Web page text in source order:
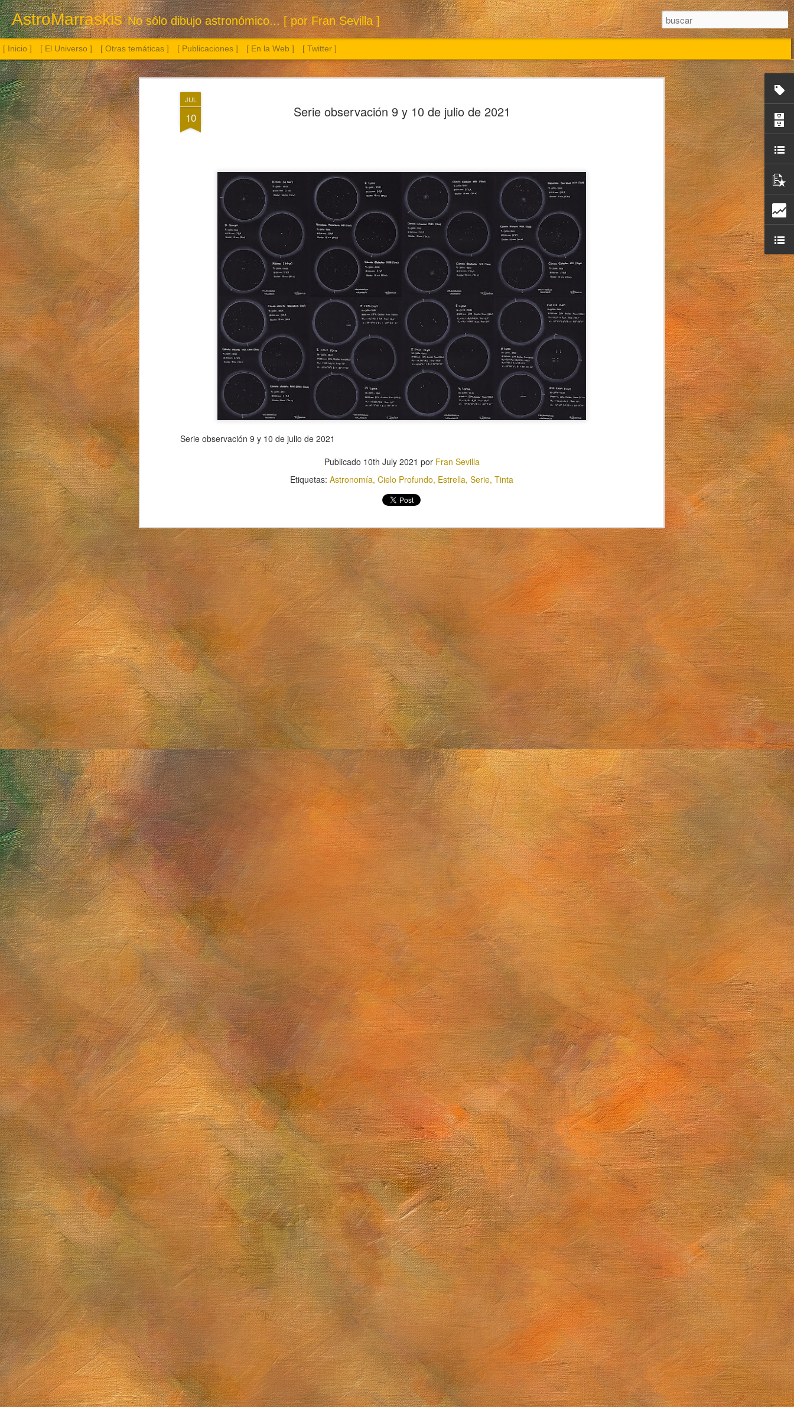
JUL
10 Serie observación 9 y 10 de julio de 2021
Serie observación 9 y 10 de julio de 2021
Publicado 10th July 2021 por Fran Sevilla
Etiquetas: Astronomía Cielo Profundo Estrella Serie Tinta
AstroMarraskis No sólo dibujo astronómico... [ por Fran Sevilla ]
[ Inicio ] [ El Universo ] [ Otras temáticas ] [ Publicaciones ] [ En la Web ] [ Twitter ]
Albireo Botella con flor Sol. 3 a 26 de julio de 2026 Manzana
Sol. 19 de julio de 2026 Mugarra Pera Cubo
Sol. 5 al 26 de junio de 2026 Luna llena
Sol. 7 de junio de 2026 Sol. 15 de abril a 29 de mayo de 2026
Sol. 13, 16, 17, 23 y 30 de mayo de 2026
Sol. 23 de abril de 2026 Sol. 30 de noviembre de 2025 a 10 de abril de 2026El dibujo astronómico en la primera mitad del siglo XIX y lo sublime Mugarra
Sol. 12 y 13 de marzo de 2026 Sol. 3 de febrero de 2026 Carbonero Sol. 28 de diciembre de 2025
Saturno con anillos de canto y Titán Sol. 19 de septiembre a 2 de noviembre de 2025M8, M13, Epsilon Lyrae y Saturno Sol. 21 y 25 de septiembre de 2025 (2 láminas)